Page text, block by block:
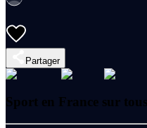
Partager
Sport en France sur